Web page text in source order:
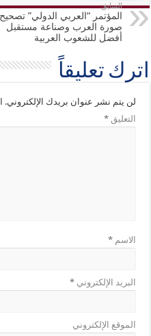
السابق
المؤتمر “العربي الدولي” تصحيح
صورة العرب وصناعة مستقبل
أفضل للشعوب العربية
اترك تعليقاً
لن يتم نشر عنوان بريدك الإلكتروني.
التعليق*
الاسم*
البريد الإلكتروني*
الموقع الإلكتروني